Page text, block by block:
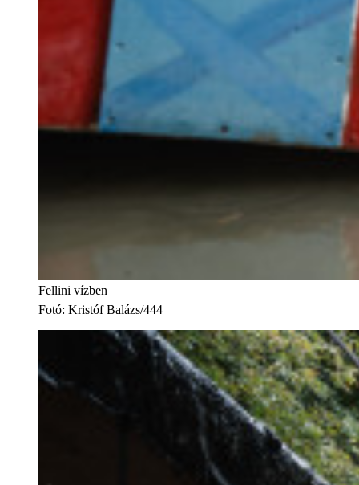
Fellini vízben
Fotó: Kristóf Balázs/444